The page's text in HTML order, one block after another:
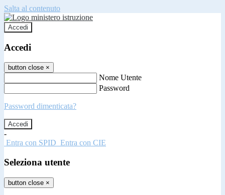
Salta al contenuto
Accedi
Accedi
button close ×
Nome Utente
Password
Password dimenticata?
-
Entra con SPID Entra con CIE
Seleziona utente
button close ×